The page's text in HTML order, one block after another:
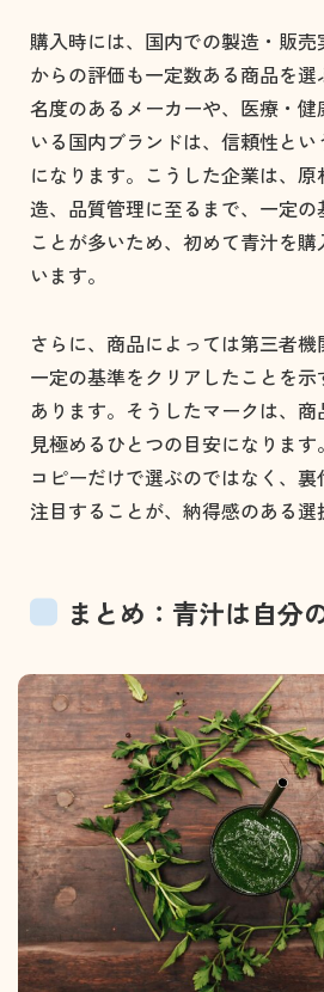
購入時には、国内での製造・販
からの評価も一定数ある商品を
名度のあるメーカーや、医療・
いる国内ブランドは、信頼性と
になります。こうした企業は、
造、品質管理に至るまで、一定の
ことが多いため、初めて青汁を
います。
さらに、商品によっては第三者機
一定の基準をクリアしたことを
あります。そうしたマークは、
見極めるひとつの目安になりま
コピーだけで選ぶのではなく、
注目することが、納得感のある選
まとめ：青汁は自分